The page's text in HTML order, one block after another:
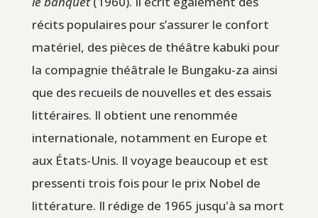
récits populaires pour s’assurer le confort
matériel, des pièces de théâtre kabuki pour
la compagnie théâtrale le Bungaku-za ainsi
que des recueils de nouvelles et des essais
littéraires. Il obtient une renommée
internationale, notamment en Europe et
aux États-Unis. Il voyage beaucoup et est
pressenti trois fois pour le prix Nobel de
littérature. Il rédige de 1965 jusqu'à sa mort